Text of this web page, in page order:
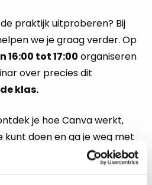
praktijk uitproberen? Bij
we je graag verder. Op
16:00 tot 17:00 organiseren
over precies dit
klas.
je hoe Canva werkt,
doen en ga je weg met
idee dat je de volgende dag